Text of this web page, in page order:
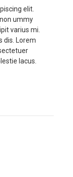
elit.
ummy
varius mi.
dis. Lorem
lacus.